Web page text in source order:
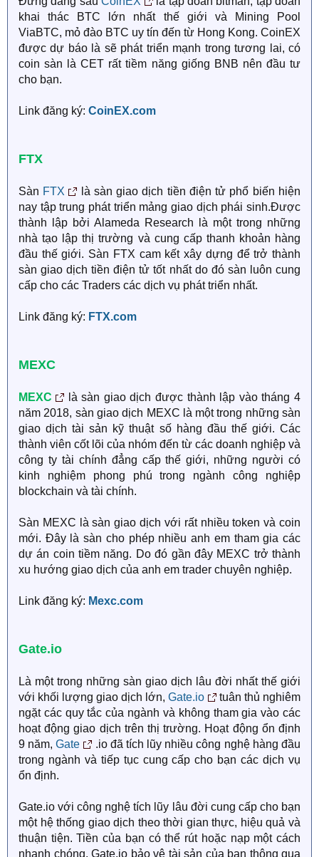
khai thác BTC lớn nhất thế giới và Mining Pool
ViaBTC, mỏ đào BTC uy tín đến từ Hong Kong. CoinEX
được dự báo là sẽ phát triển mạnh trong tương lai, có
coin sàn là CET rất tiềm năng giống BNB nên đầu tư
cho bạn.
Link đăng ký: CoinEX.com
FTX
Sàn FTX
là sàn giao dịch tiền điện tử phổ biến hiện
nay tập trung phát triển mảng giao dịch phái sinh.Được
thành lập bởi Alameda Research là một trong những
nhà tạo lập thị trường và cung cấp thanh khoản hàng
đầu thế giới. Sàn FTX cam kết xây dựng để trở thành
sàn giao dịch tiền điện tử tốt nhất do đó sàn luôn cung
cấp cho các Traders các dịch vụ phát triển nhất.
Link đăng ký: FTX.com
MEXC
MEXC
là sàn giao dịch được thành lập vào tháng 4
năm 2018, sàn giao dịch MEXC là một trong những sàn
giao dịch tài sản kỹ thuật số hàng đầu thế giới. Các
thành viên cốt lõi của nhóm đến từ các doanh nghiệp và
công ty tài chính đẳng cấp thế giới, những người có
kinh nghiệm phong phú trong ngành công nghiệp
blockchain và tài chính.
Sàn MEXC là sàn giao dịch với rất nhiều token và coin
mới. Đây là sàn cho phép nhiều anh em tham gia các
dự án coin tiềm năng. Do đó gần đây MEXC trở thành
xu hướng giao dịch của anh em trader chuyên nghiệp.
Link đăng ký: Mexc.com
Gate.io
Là một trong những sàn giao dịch lâu đời nhất thế giới
với khối lượng giao dịch lớn, Gate.io
tuân thủ nghiêm
ngặt các quy tắc của ngành và không tham gia vào các
hoạt động giao dịch trên thị trường. Hoạt động ổn định
9 năm,Gate
.io đã tích lũy nhiều công nghệ hàng đầu
trong ngành và tiếp tục cung cấp cho bạn các dịch vụ
ổn định.
Gate.io với công nghệ tích lũy lâu đời cung cấp cho bạn
một hệ thống giao dịch theo thời gian thực, hiệu quả và
thuận tiện. Tiền của bạn có thể rút hoặc nạp một cách
nhanh chóng. Gate.io bảo vệ tài sản của bạn thông qua